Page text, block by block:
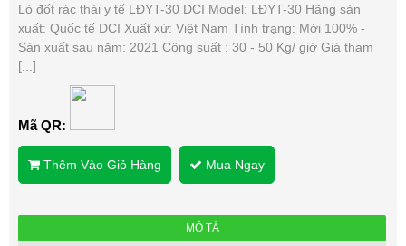
Lò đốt rác thải y tế LĐYT-30 DCI Model: LĐYT-30 Hãng sản
xuất: Quốc tế DCI Xuất xứ: Việt Nam Tình trạng: Mới 100% -
Sản xuất sau năm: 2021 Công suất : 30 - 50 Kg/ giờ Giá tham
[...]
Mã QR:
Thêm Vào Giỏ Hàng Mua Ngay
MÔ TẢ